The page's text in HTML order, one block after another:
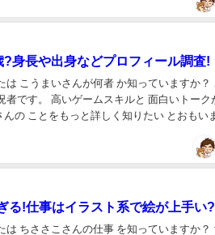
身長や出身などプロフィール調査!
いトークが魅力で
る!仕事はイラスト系で絵が上手い?